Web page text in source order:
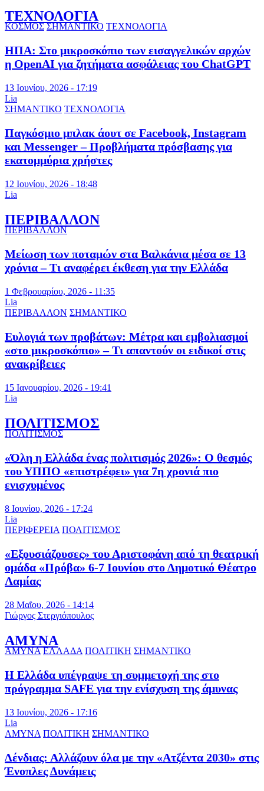
ΤΕΧΝΟΛΟΓΙΑ
ΚΟΣΜΟΣ ΣΗΜΑΝΤΙΚΟ ΤΕΧΝΟΛΟΓΙΑ
ΗΠΑ: Στο μικροσκόπιο των εισαγγελικών αρχών
η OpenAI για ζητήματα ασφάλειας του ChatGPT
13 Ιουνίου, 2026 - 17:19
Lia
ΣΗΜΑΝΤΙΚΟ ΤΕΧΝΟΛΟΓΙΑ
Παγκόσμιο μπλακ άουτ σε Facebook, Instagram
και Messenger – Προβλήματα πρόσβασης για
εκατομμύρια χρήστες
12 Ιουνίου, 2026 - 18:48
Lia
ΠΕΡΙΒΑΛΛΟΝ
ΠΕΡΙΒΑΛΛΟΝ
Μείωση των ποταμών στα Βαλκάνια μέσα σε 13
χρόνια – Τι αναφέρει έκθεση για την Ελλάδα
1 Φεβρουαρίου, 2026 - 11:35
Lia
ΠΕΡΙΒΑΛΛΟΝ ΣΗΜΑΝΤΙΚΟ
Ευλογιά των προβάτων: Μέτρα και εμβολιασμοί
«στο μικροσκόπιο» – Τι απαντούν οι ειδικοί στις
ανακρίβειες
15 Ιανουαρίου, 2026 - 19:41
Lia
ΠΟΛΙΤΙΣΜΟΣ
ΠΟΛΙΤΙΣΜΟΣ
«Όλη η Ελλάδα ένας πολιτισμός 2026»: Ο θεσμός
του ΥΠΠΟ «επιστρέφει» για 7η χρονιά πιο
ενισχυμένος
8 Ιουνίου, 2026 - 17:24
Lia
ΠΕΡΙΦΕΡΕΙΑ ΠΟΛΙΤΙΣΜΟΣ
«Εξουσιάζουσες» του Αριστοφάνη από τη θεατρική
ομάδα «Πρόβα» 6-7 Ιουνίου στο Δημοτικό Θέατρο
Λαμίας
28 Μαΐου, 2026 - 14:14
Γιώργος Στεργιόπουλος
ΑΜΥΝΑ
ΑΜΥΝΑ ΕΛΛΑΔΑ ΠΟΛΙΤΙΚΗ ΣΗΜΑΝΤΙΚΟ
Η Ελλάδα υπέγραψε τη συμμετοχή της στο
πρόγραμμα SAFE για την ενίσχυση της άμυνας
13 Ιουνίου, 2026 - 17:16
Lia
ΑΜΥΝΑ ΠΟΛΙΤΙΚΗ ΣΗΜΑΝΤΙΚΟ
Δένδιας: Αλλάζουν όλα με την «Ατζέντα 2030» στις
Ένοπλες Δυνάμεις